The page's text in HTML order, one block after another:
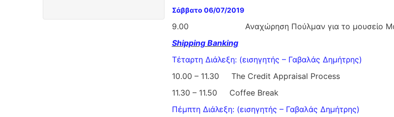
Σάββατο 06/07/2019
9.00 Αναχώρηση Πούλμαν για το μουσείο
Shipping Banking
Τέταρτη Διάλεξη: (εισηγητής – Γαβαλάς Δημήτρης)
10.00 – 11.30 The Credit Appraisal Process
11.30 – 11.50 Coffee Break
Πέμπτη Διάλεξη: (εισηγητής – Γαβαλάς Δημήτρης)